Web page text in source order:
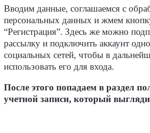
Вводим данные, соглашаемся с
персональных данных и жмем
“Регистрация”. Здесь же можно
рассылку и подключить аккаунт
социальных сетей, чтобы в
использовать его для входа.
После этого попадаем в раздел
учетной записи, который